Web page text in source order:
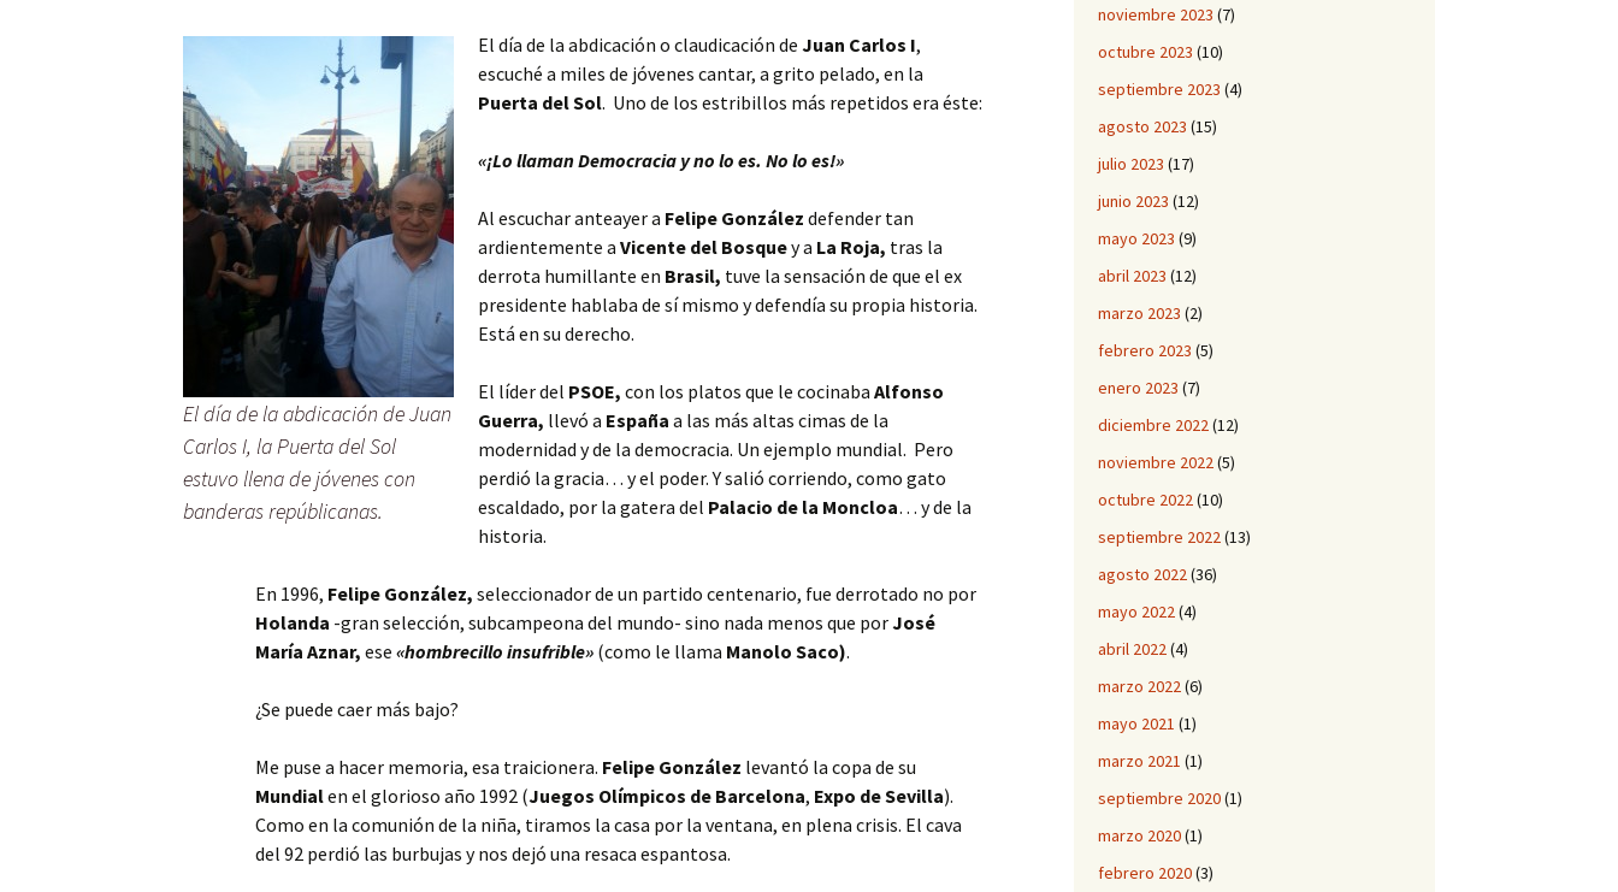
El día de la abdicación de Juan
Carlos I, la Puerta del Sol
estuvo llena de jóvenes con
banderas repúblicanas.
El día de la abdicación o claudicación de Juan Carlos I,
escuché a miles de jóvenes cantar, a grito pelado, en la
Puerta del Sol. Uno de los estribillos más repetidos era éste:
«¡Lo llaman Democracia y no lo es. No lo es!»
Al escuchar anteayer a Felipe González defender tan
ardientemente a Vicente del Bosquey a La Roja, tras la
derrota humillante en Brasil, tuve la sensación de que el ex
presidente hablaba de sí mismo y defendía su propia historia.
Está en su derecho.
El líder del PSOE, con los platos que le cocinaba Alfonso
Guerra, llevó a España a las más altas cimas de la
modernidad y de la democracia. Un ejemplo mundial. Pero
perdió la gracia… y el poder. Y salió corriendo, como gato
escaldado, por la gatera del Palacio de la Moncloa… y de la
historia.
En 1996, Felipe González, seleccionador de un partido centenario, fue derrotado no por
Holanda -gran selección, subcampeona del mundo- sino nada menos que porJosé
María Aznar, ese «hombrecillo insufrible» (como le llama Manolo Saco).
¿Se puede caer más bajo?
Me puse a hacer memoria, esa traicionera. Felipe González levantó la copa de su
Mundialen el glorioso año 1992 (Juegos Olímpicos de Barcelona, Expo de Sevilla).
Como en la comunión de la niña, tiramos la casa por la ventana, en plena crisis. El cava
del 92 perdió las burbujas y nos dejó una resaca espantosa.
noviembre 2023 (7)
octubre 2023 (10)
septiembre 2023 (4)
agosto 2023 (15)
julio 2023 (17)
junio 2023 (12)
mayo 2023 (9)
abril 2023 (12)
marzo 2023 (2)
febrero 2023 (5)
enero 2023 (7)
diciembre 2022(12)
noviembre 2022(5)
octubre 2022(10)
septiembre 2022(13)
agosto 2022(36)
mayo 2022(4)
abril 2022(4)
marzo 2022(6)
mayo 2021 (1)
marzo 2021 (1)
septiembre 2020(1)
marzo 2020(1)
febrero 2020(3)